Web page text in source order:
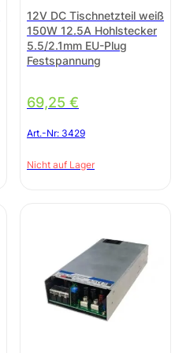
12V DC Tischnetzteil weiß
150W 12.5A Hohlstecker
5.5/2.1mm EU-Plug
Festspannung
69,25 €
Art.-Nr: 3429
Nicht auf Lager